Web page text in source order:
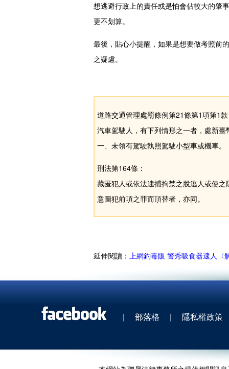
想逃避行政上的責任或是怕會佔較大的肇
更不划算。
最後，貼心小提醒，如果是想要做考照前
之疑慮。
道路交通管理處罰條例第21條第1項第1
汽車駕駛人，有下列情形之一者，處新
一、未領有駕駛執照駕駛小型車或機車。
刑法第164條：
藏匿犯人或依法逮捕拘禁之脫逃人或使
意圖犯前項之罪而頂替者，亦同。
延伸閱讀： 上網釣毒販 警秀吸食器逮人〈
| 部落格 | 隱私權政策